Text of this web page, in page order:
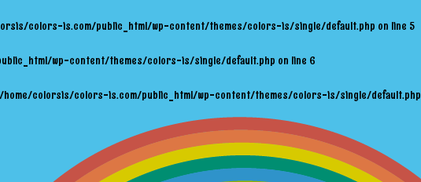
colors-is.com/public_html/wp-content/themes/colors-is/single/default.php on line 5
wp-content/themes/colors-is/single/default.php on line 6
/home/colorsis/colors-is.com/public_html/wp-content/themes/colors-is/single/default.php